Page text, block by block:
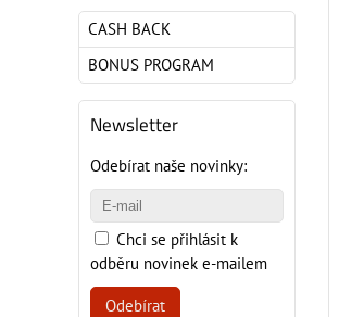
CASH BACK
BONUS PROGRAM
Newsletter
Odebírat naše novinky:
Chci se přihlásit k
odběru novinek e-mailem
Odebírat